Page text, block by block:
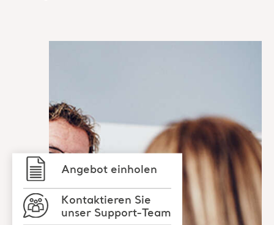
Angebot einholen
Kontaktieren Sie
unser Support-Team